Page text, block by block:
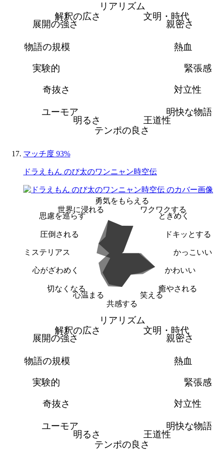
リアリズム
文明・時代
親密さ
熱血
緊張感
対立性
明快な物語
王道性
テンポの良さ
明るさ
ユーモア
奇抜さ
実験的
物語の規模
展開の強さ
解釈の広さ
マッチ度 93%
ドラえもん のび太のワンニャン時空伝
勇気をもらえる
ワクワクする
ときめく
ドキッとする
かっこいい
かわいい
癒やされる
笑える
共感する
心温まる
切なくなる
心がざわめく
ミステリアス
圧倒される
思慮を巡らす
世界に浸れる
リアリズム
文明・時代
親密さ
熱血
緊張感
対立性
明快な物語
王道性
テンポの良さ
明るさ
ユーモア
奇抜さ
実験的
物語の規模
展開の強さ
解釈の広さ